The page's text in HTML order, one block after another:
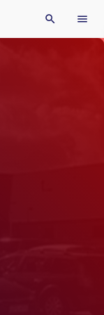
search menu